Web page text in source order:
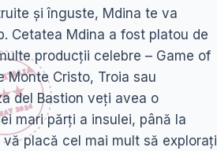
și înguste, Mdina te va
Cetatea Mdina a fost platou de
producții celebre – Game of
Monte Cristo, Troia sau
del Bastion veți avea o
mari părți a insulei, până la
vă placă cel mai mult să explorați